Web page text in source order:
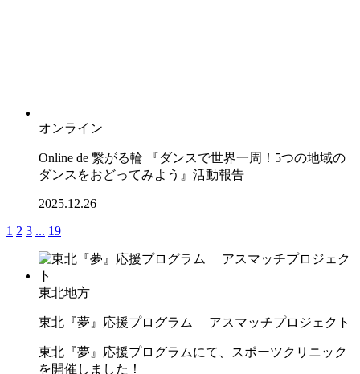
オンライン
Online de 繋がる輪 『ダンスで世界一周！5つの地域の
ダンスをおどってみよう』活動報告
2025.12.26
1 2 3 ... 19
東北地方
東北『夢』応援プログラム アスマッチプロジェクト
東北『夢』応援プログラムにて、スポーツクリニック
を開催しました！